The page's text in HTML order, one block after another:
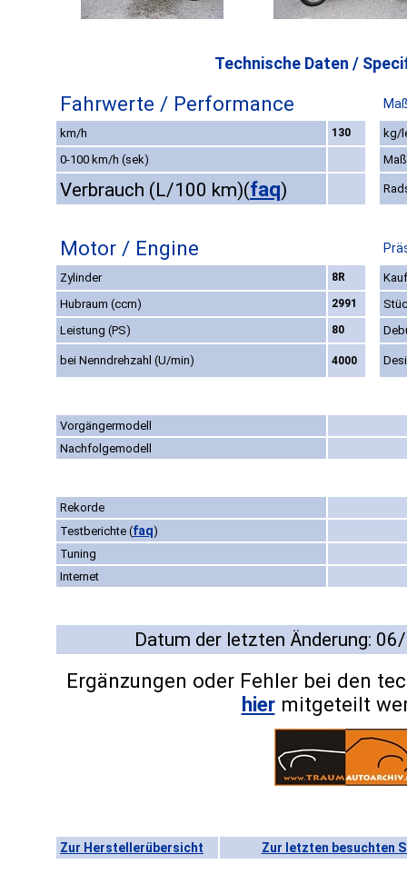
Technische Daten /
Fahrwerte / Performance
km/h 130
kg/
0-100 km/h (sek)
Verbrauch (L/100 km)(faq)
Motor / Engine
Zylinder 8R
Hubraum (ccm)
2991
Leistung (PS)
80
bei Nenndrehzahl (U/min) 4000
Vorgängermodell
Nachfolgemodell
Rekorde
Testberichte (faq)
Tuning
Internet
Datum der letzten Änderung:
Ergänzungen oder Fehler bei den
hiermitgeteilt
Zur Herstellerübersicht Zur letzten besuchten